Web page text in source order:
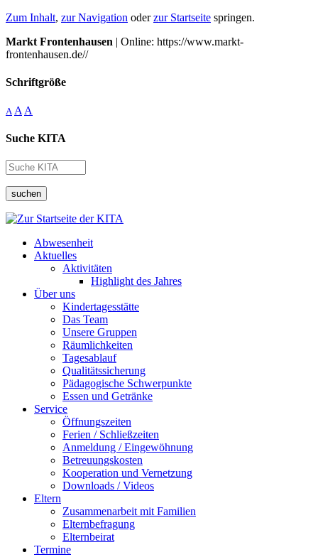
Zum Inhalt, zur Navigation oderzur Startseite springen.
Markt Frontenhausen | Online: https://www.markt-
frontenhausen.de//
Schriftgröße
A A A
Suche KITA
suchen
Abwesenheit
Aktuelles
Aktivitäten
Highlight des Jahres
Über uns
Kindertagesstätte
Das Team
Unsere Gruppen
Räumlichkeiten
Tagesablauf
Qualitätssicherung
Pädagogische Schwerpunkte
Essen und Getränke
Service
Öffnungszeiten
Ferien / Schließzeiten
Anmeldung / Eingewöhnung
Betreuungskosten
Kooperation und Vernetzung
Downloads / Videos
Eltern
Zusammenarbeit mit Familien
Elternbefragung
Elternbeirat
Termine